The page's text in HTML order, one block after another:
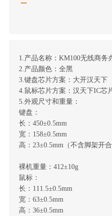
1.产品名称：KM100无线商务
2.产品颜色：全黑
3.键盘芯片方案：大开汉天下
4.鼠标芯片方案：汉天下IC芯
5.外观尺寸和重量：
键盘：
长：450±0.5mm
宽：158±0.5mm
高：23±0.5mm
裸机重量：412±10g
鼠标：
长：111.5±0.5mm
宽：63±0.5mm
高：